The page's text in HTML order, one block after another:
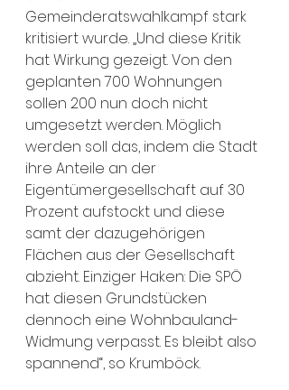
Gemeinderatswahlkampf stark
kritisiert wurde. „Und diese Kritik
hat Wirkung gezeigt. Von den
geplanten 700 Wohnungen
sollen 200 nun doch nicht
umgesetzt werden. Möglich
werden soll das, indem die Stadt
ihre Anteile an der
Eigentümergesellschaft auf 30
Prozent aufstockt und diese
samt der dazugehörigen
Flächen aus der Gesellschaft
abzieht. Einziger Haken: Die SPÖ
hat diesen Grundstücken
dennoch eine Wohnbauland-
Widmung verpasst. Es bleibt also
spannend“, so Krumböck.